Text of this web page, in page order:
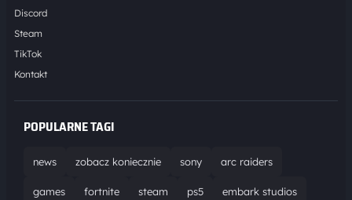
Discord
Steam
TikTok
Kontakt
POPULARNE TAGI
news zobacz koniecznie sony arc raiders
games fortnite steam ps5 embark studios